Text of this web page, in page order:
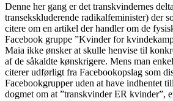
Denne her gang er det transkvindernes
transekskluderende radikalfeminister) der
citere om en artikel der handler om de
Facebook gruppe ”Kvinder for
Maia ikke ønsker at skulle henvise til
af de såkaldte kønskrigere. Mens man
citerer udførligt fra Facebookopslag som
Facebookgrupper uden at have indhentet
dogmet om at ”transkvinder ER kvinder”,